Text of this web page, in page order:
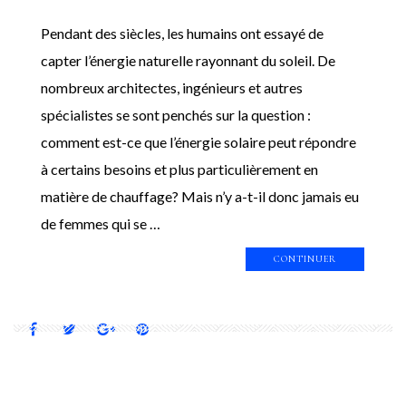
Pendant des siècles, les humains ont essayé de
capter l’énergie naturelle rayonnant du soleil. De
nombreux architectes, ingénieurs et autres
spécialistes se sont penchés sur la question :
comment est-ce que l’énergie solaire peut répondre
à certains besoins et plus particulièrement en
matière de chauffage? Mais n’y a-t-il donc jamais eu
de femmes qui se …
CONTINUER